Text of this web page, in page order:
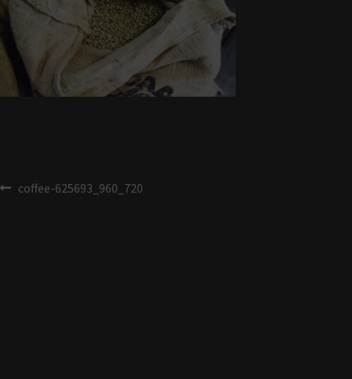
coffee-625693_960_720